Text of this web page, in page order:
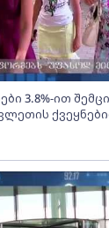
3.8%-ით